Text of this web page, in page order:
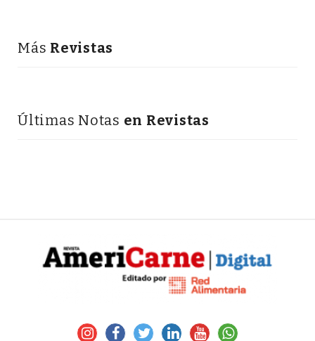
Más Revistas
Últimas Notas en Revistas